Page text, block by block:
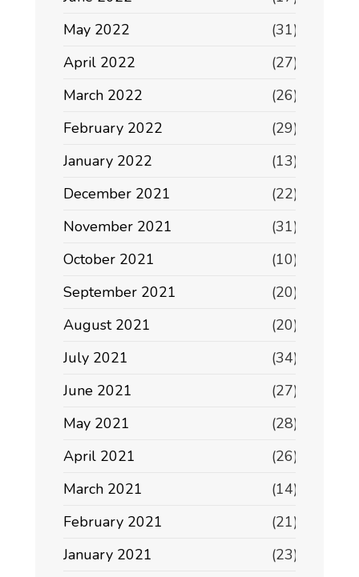
May 2022
(31)
April 2022
(27)
March 2022
(26)
February 2022
(29)
January 2022
(13)
December 2021
(22)
November 2021
(31)
October 2021
(10)
September 2021
(20)
August 2021
(20)
July 2021
(34)
June 2021
(27)
May 2021
(28)
April 2021
(26)
March 2021
(14)
February 2021
(21)
January 2021
(23)